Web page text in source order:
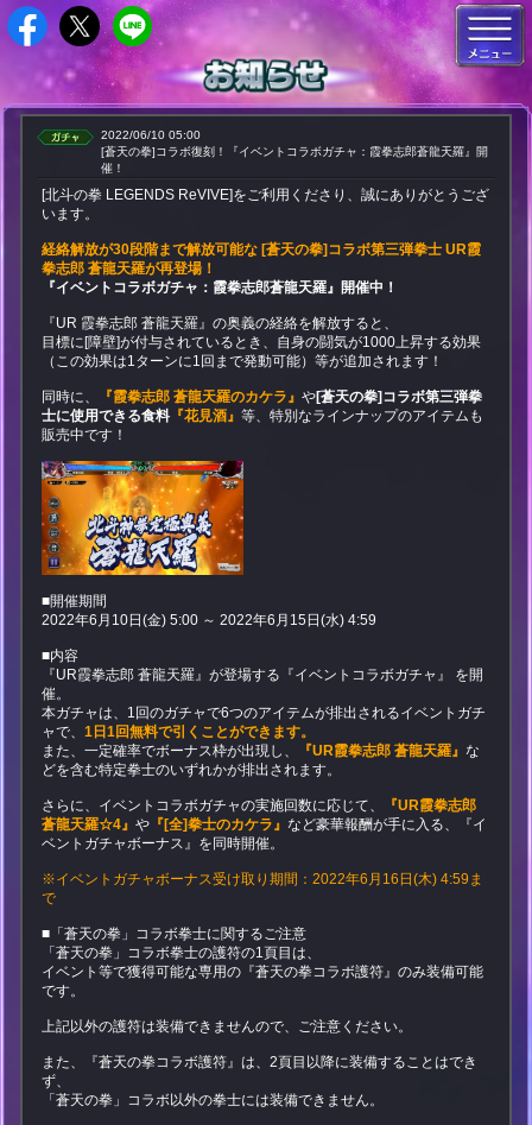
2022/06/10 05:00
[蒼天の拳]コラボ復刻！『イベントコラボガチャ：霞拳志郎蒼龍天羅』開
催！
[北斗の拳 LEGENDS ReVIVE]をご利用くださり、誠にありがとうござ
います。
経絡解放が30段階まで解放可能な [蒼天の拳]コラボ第三弾拳士 UR霞
拳志郎 蒼龍天羅が再登場！
『イベントコラボガチャ：霞拳志郎蒼龍天羅』開催中！
『UR 霞拳志郎 蒼龍天羅』の奥義の経絡を解放すると、
目標に[障壁]が付与されているとき、自身の闘気が1000上昇する効果
（この効果は1ターンに1回まで発動可能）等が追加されます！
同時に、 『霞拳志郎 蒼龍天羅のカケラ』や[蒼天の拳]コラボ第三弾拳
士に使用できる食料 『花見酒』等、特別なラインナップのアイテムも
販売中です！
■開催期間
2022年6月10日(金) 5:00 ～ 2022年6月15日(水) 4:59
■内容
『UR霞拳志郎 蒼龍天羅』が登場する『イベントコラボガチャ』 を開
催。
本ガチャは、1回のガチャで6つのアイテムが排出されるイベントガチ
ャで、1日1回無料で引くことができます。
また、一定確率でボーナス枠が出現し、
『UR霞拳志郎 蒼龍天羅』な
どを含む特定拳士のいずれかが排出されます。
さらに、イベントコラボガチャの実施回数に応じて、
『UR霞拳志郎
蒼龍天羅☆4』や 『[全]拳士のカケラ』など豪華報酬が手に入る、『イ
ベントガチャボーナス』を同時開催。
※イベントガチャボーナス受け取り期間：2022年6月16日(木) 4:59ま
で
■「蒼天の拳」コラボ拳士に関するご注意
「蒼天の拳」コラボ拳士の護符の1頁目は、
イベント等で獲得可能な専用の『蒼天の拳コラボ護符』のみ装備可能
です。
上記以外の護符は装備できませんので、ご注意ください。
また、『蒼天の拳コラボ護符』は、2頁目以降に装備することはでき
ず、
「蒼天の拳」コラボ以外の拳士には装備できません。